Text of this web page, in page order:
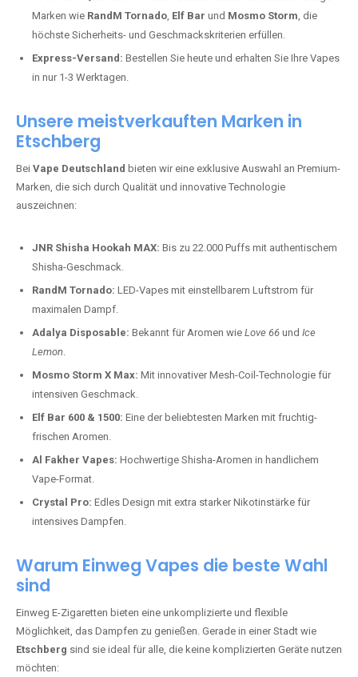
Marken wie RandM Tornado, Elf Bar und Mosmo Storm, die
höchste Sicherheits- und Geschmackskriterien erfüllen.
Express-Versand: Bestellen Sie heute und erhalten Sie Ihre Vapes
in nur 1-3 Werktagen.
Unsere meistverkauften Marken in
Etschberg
Bei Vape Deutschland bieten wir eine exklusive Auswahl an Premium-
Marken, die sich durch Qualität und innovative Technologie
auszeichnen:
JNR Shisha Hookah MAX: Bis zu 22.000 Puffs mit authentischem
Shisha-Geschmack.
RandM Tornado: LED-Vapes mit einstellbarem Luftstrom für
maximalen Dampf.
Adalya Disposable: Bekannt für Aromen wie Love 66 und Ice
Lemon.
Mosmo Storm X Max: Mit innovativer Mesh-Coil-Technologie für
intensiven Geschmack.
Elf Bar 600 & 1500: Eine der beliebtesten Marken mit fruchtig-
frischen Aromen.
Al Fakher Vapes: Hochwertige Shisha-Aromen in handlichem
Vape-Format.
Crystal Pro: Edles Design mit extra starker Nikotinstärke für
intensives Dampfen.
Warum Einweg Vapes die beste Wahl
sind
Einweg E-Zigaretten bieten eine unkomplizierte und flexible
Möglichkeit, das Dampfen zu genießen. Gerade in einer Stadt wie
Etschberg sind sie ideal für alle, die keine komplizierten Geräte nutzen
möchten: